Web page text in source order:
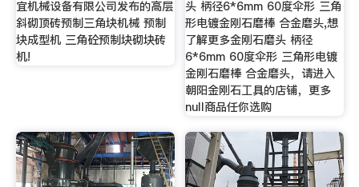
宜机械设备有限公司发布的高层
斜砌顶砖预制三角块机械 预制
块成型机 三角砼预制块砌块砖
机!
头 柄径6*6mm 60度伞形 三角
形电镀金刚石磨棒 合金磨头,想
了解更多金刚石磨头 柄径
6*6mm 60度伞形 三角形电镀
金刚石磨棒 合金磨头，请进入
朝阳金刚石工具的店铺，更多
null商品任你选购